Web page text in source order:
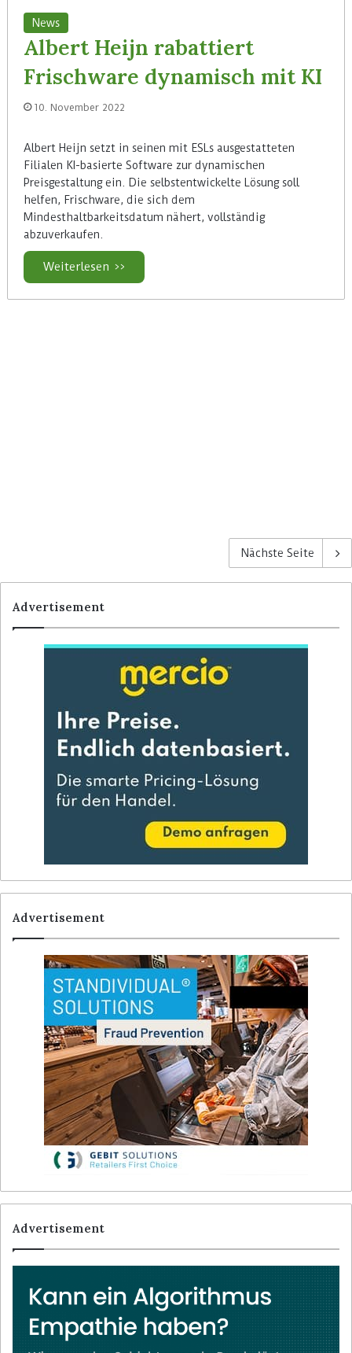
News
Albert Heijn rabattiert
Frischware dynamisch mit KI
10. November 2022
Albert Heijn setzt in seinen mit ESLs ausgestatteten
Filialen KI-basierte Software zur dynamischen
Preisgestaltung ein. Die selbstentwickelte Lösung soll
helfen, Frischware, die sich dem
Mindesthaltbarkeitsdatum nähert, vollständig
abzuverkaufen.
Weiterlesen >>
Nächste Seite
Advertisement
Advertisement
Advertisement